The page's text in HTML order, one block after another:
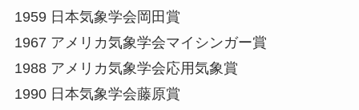
1959 日本気象学会岡田賞
1967 アメリカ気象学会マイシンガー賞
1988 アメリカ気象学会応用気象賞
1990 日本気象学会藤原賞